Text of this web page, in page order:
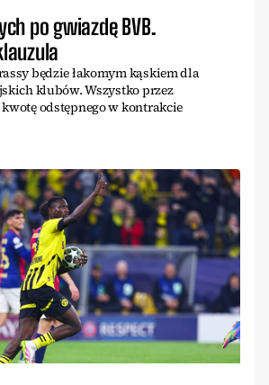
po gwiazdę BVB.
będzie łakomym kąskiem dla
klubów. Wszystko przez
odstępnego w kontrakcie